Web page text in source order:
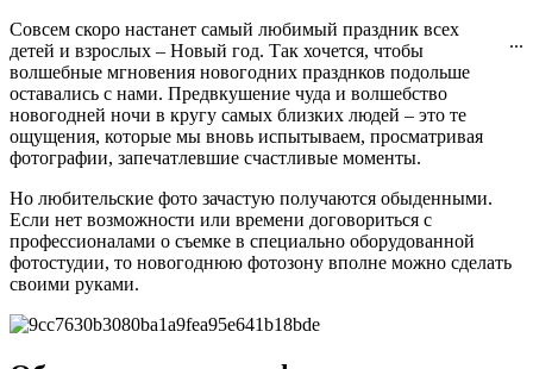
...
Совсем скоро настанет самый любимый праздник всех
детей и взрослых – Новый год. Так хочется, чтобы
волшебные мгновения новогодних празднков подольше
оставались с нами. Предвкушение чуда и волшебство
новогодней ночи в кругу самых близких людей – это те
ощущения, которые мы вновь испытываем, просматривая
фотографии, запечатлевшие счастливые моменты.
Но любительские фото зачастую получаются обыденными.
Если нет возможности или времени договориться с
профессионалами о съемке в специально оборудованной
фотостудии, то новогоднюю фотозону вполне можно сделать
своими руками.